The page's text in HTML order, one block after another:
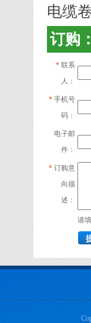
电缆
订购
* 联系
人：
* 手机号
码：
电子邮
件：
* 订购意
向描
述：
请